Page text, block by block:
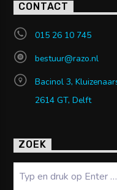
CONTACT
015 26 10 745
bestuur@razo.nl
Bacinol 3,
2614 GT, Delft
ZOEK